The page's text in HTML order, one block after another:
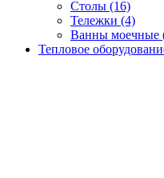
Столы (16)
Тележки (4)
Ванны моечные
Тепловое